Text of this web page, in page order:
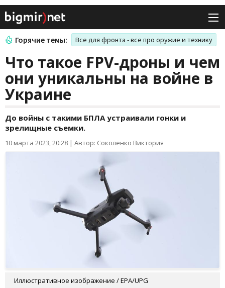
Горячие темы: Все для фронта - все про оружие и технику
Что такое FPV-дроны и чем
они уникальны на войне в
Украине
До войны с такими БПЛА устраивали гонки и
зрелищные съемки.
10 марта 2023, 20:28 | Автор: Соколенко Виктория
Иллюстративное изображение / EPA/UPG